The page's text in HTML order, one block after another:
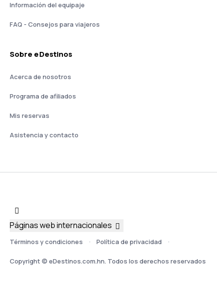
Información del equipaje
FAQ - Consejos para viajeros
Sobre eDestinos
Acerca de nosotros
Programa de afiliados
Mis reservas
Asistencia y contacto
Términos y condiciones Política de privacidad
Copyright © eDestinos.com.hn. Todos los derechos reservados
Páginas web internacionales